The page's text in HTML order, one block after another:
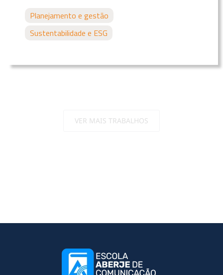
Planejamento e gestão
Sustentabilidade e ESG
VER MAIS TRABALHOS